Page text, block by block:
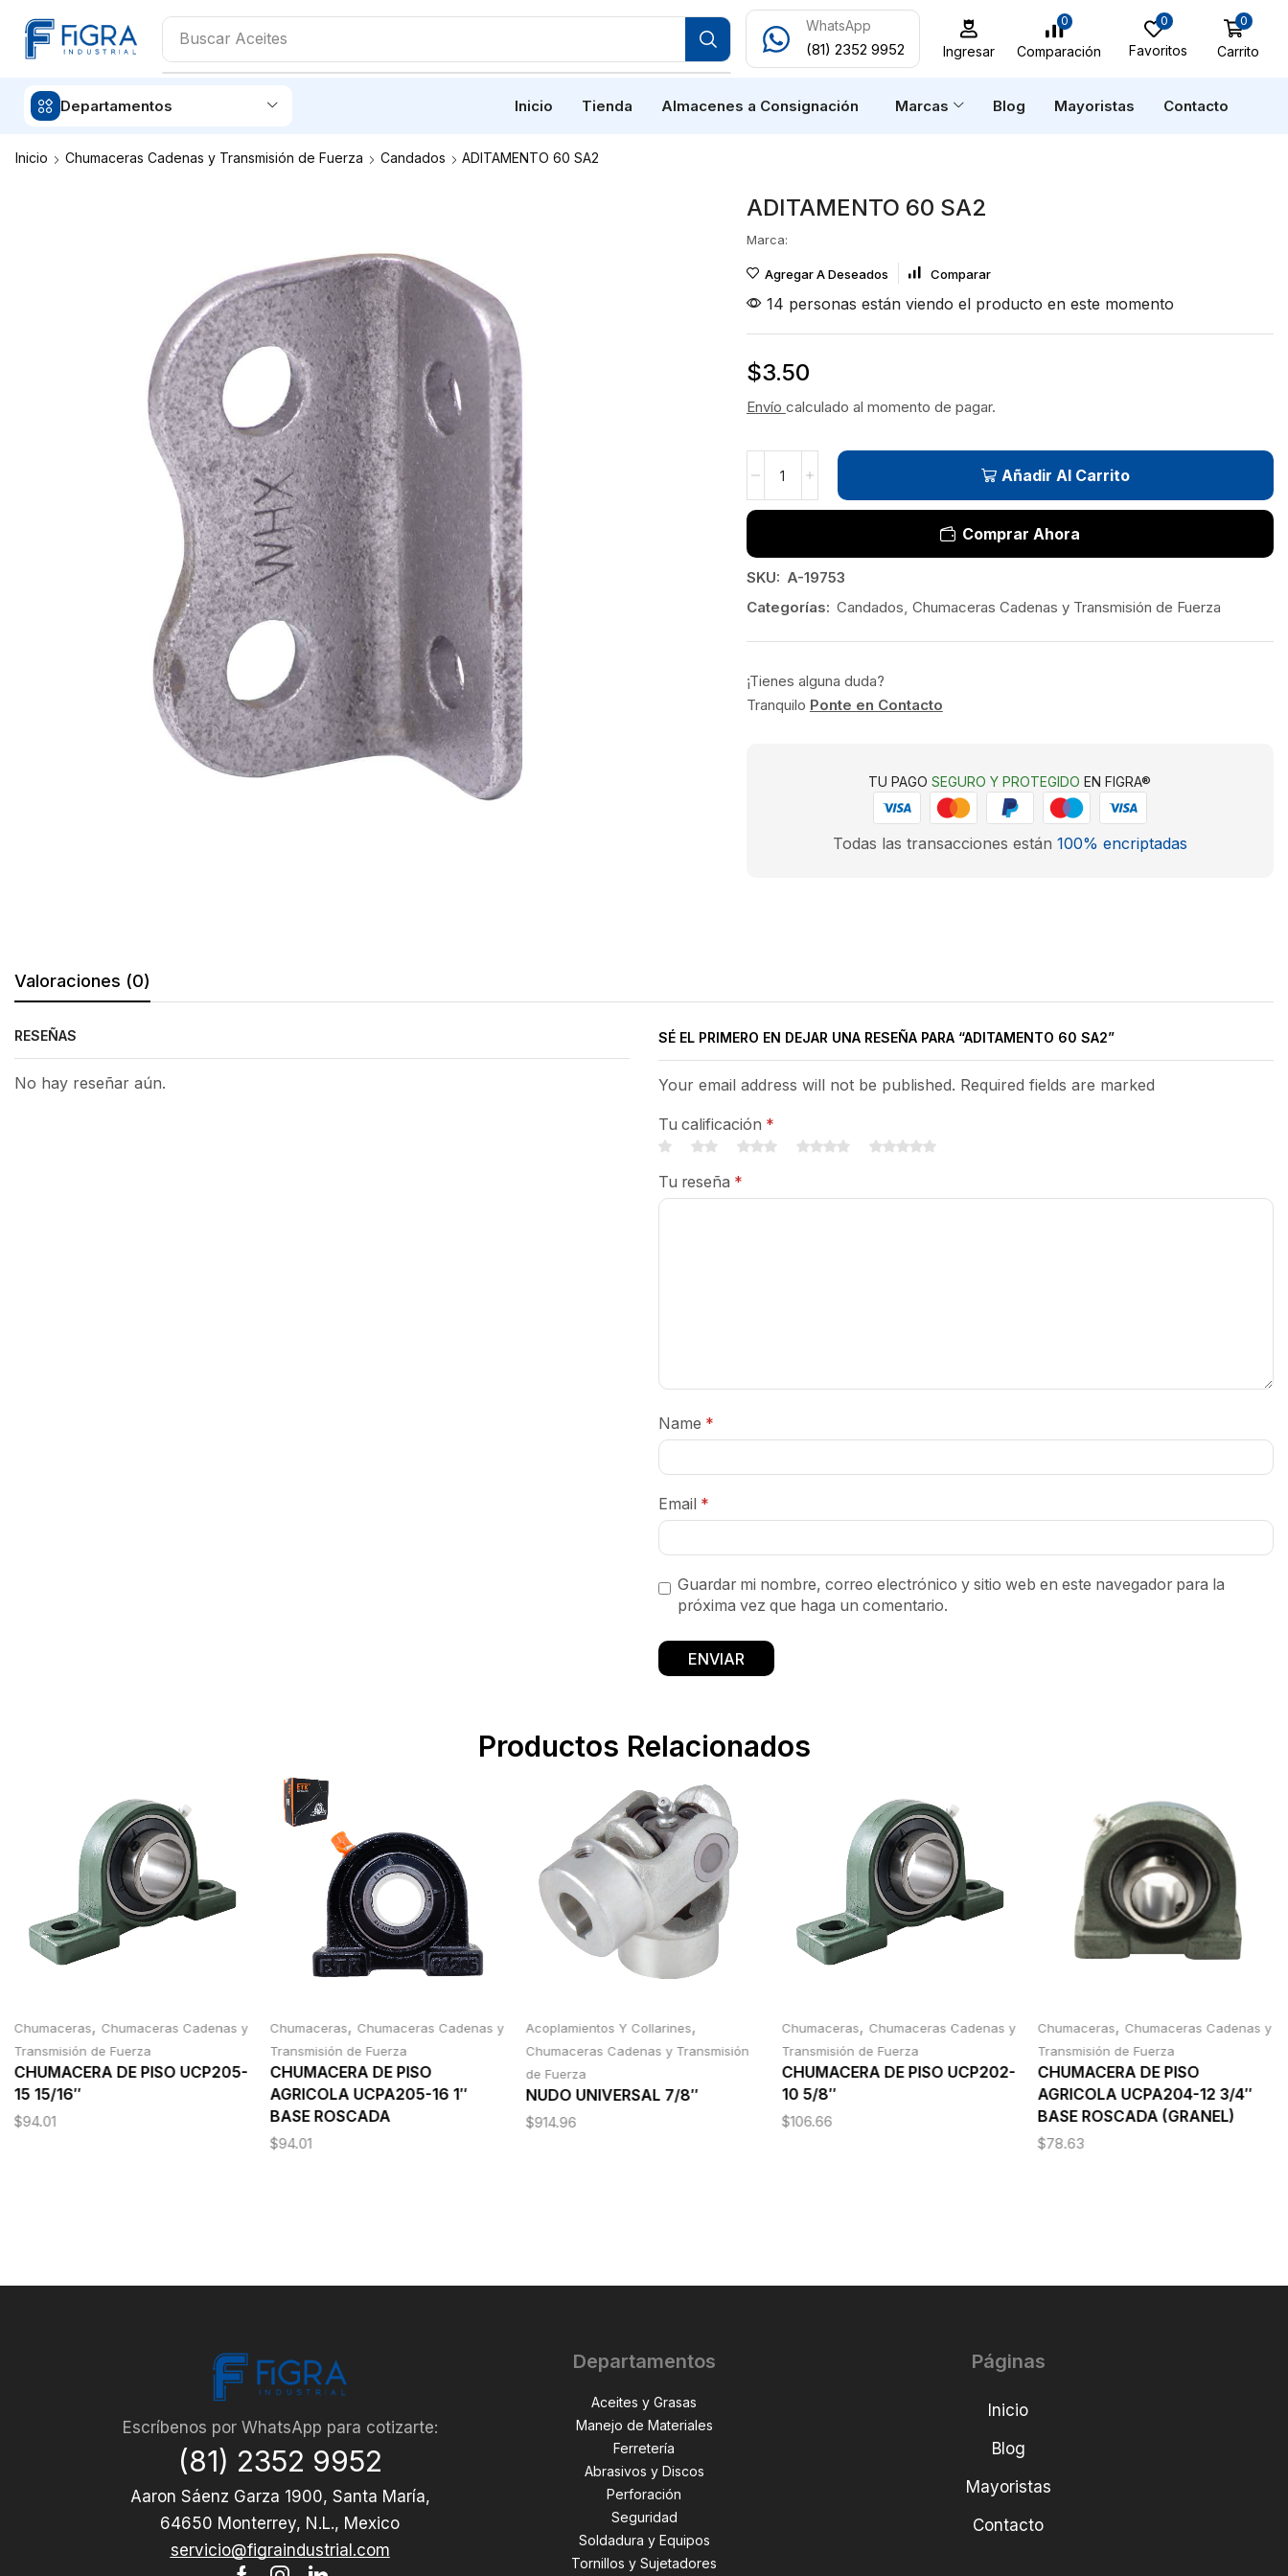
Buscar Aceites
WhatsApp
(81) 2352 9952 Ingresar
0
Comparación
0
Favoritos
0
Carrito
Departamentos Inicio Tienda Almacenes a Consignación Marcas Blog Mayoristas Contacto
Inicio Chumaceras Cadenas y Transmisión de Fuerza Candados ADITAMENTO 60 SA2
ADITAMENTO 60 SA2
Marca:
Agregar A Deseados Comparar
14 personas están viendo el producto en este momento
$3.50
Envío calculado al momento de pagar.
Añadir Al Carrito
Comprar Ahora
SKU: A-19753
Categorías: Candados, Chumaceras Cadenas y Transmisión de Fuerza
¡Tienes alguna duda?
Tranquilo Ponte en Contacto
TU PAGOSEGURO Y PROTEGIDO EN FIGRA®
Todas las transacciones están 100% encriptadas
Valoraciones (0)
RESEÑAS
No hay reseñar aún.
SÉ EL PRIMERO EN DEJAR UNA RESEÑA PARA “ADITAMENTO 60 SA2”
Your email address will not be published. Required fields are marked
Tu calificación *
Tu reseña *
Name *
Email *
Guardar mi nombre, correo electrónico y sitio web en este navegador para la
próxima vez que haga un comentario.
Productos Relacionados
Chumaceras, Chumaceras Cadenas y
Transmisión de Fuerza
CHUMACERA DE PISO UCP205-
15 15/16″
$94.01
Chumaceras, Chumaceras Cadenas y
Transmisión de Fuerza
CHUMACERA DE PISO
AGRICOLA UCPA205-16 1″
BASE ROSCADA
$94.01
Acoplamientos Y Collarines,
Chumaceras Cadenas y Transmisión
de Fuerza
NUDO UNIVERSAL 7/8″
$914.96
Chumaceras, Chumaceras Cadenas y
Transmisión de Fuerza
CHUMACERA DE PISO UCP202-
10 5/8″
$106.66
Chumaceras, Chumaceras Cadenas y
Transmisión de Fuerza
CHUMACERA DE PISO
AGRICOLA UCPA204-12 3/4″
BASE ROSCADA (GRANEL)
$78.63
Escríbenos por WhatsApp para cotizarte:
(81) 2352 9952
Aaron Sáenz Garza 1900, Santa María,
64650 Monterrey, N.L., Mexico
servicio@figraindustrial.com
Departamentos
Aceites y Grasas
Manejo de Materiales
Ferretería
Abrasivos y Discos
Perforación
Seguridad
Soldadura y Equipos
Tornillos y Sujetadores
Páginas
Inicio
Blog
Mayoristas
Contacto